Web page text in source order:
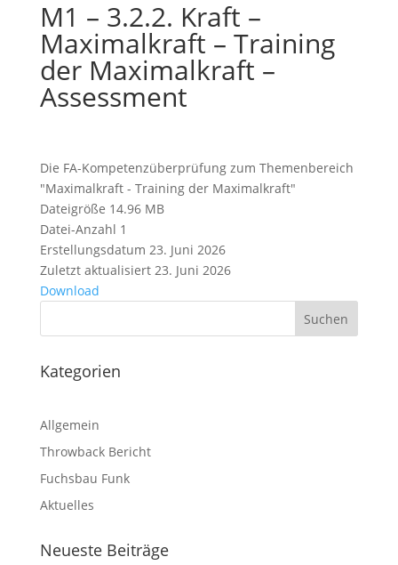
M1 – 3.2.2. Kraft –
Maximalkraft – Training
der Maximalkraft –
Assessment
Die FA-Kompetenzüberprüfung zum Themenbereich
"Maximalkraft - Training der Maximalkraft"
Dateigröße 14.96 MB
Datei-Anzahl 1
Erstellungsdatum 23. Juni 2026
Zuletzt aktualisiert 23. Juni 2026
Download
Kategorien
Allgemein
Throwback Bericht
Fuchsbau Funk
Aktuelles
Neueste Beiträge